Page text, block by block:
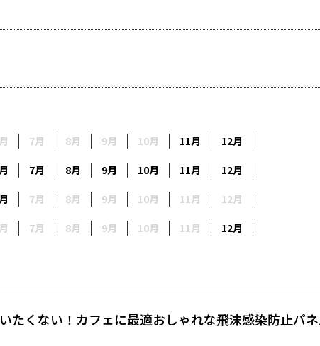
7月 8月 9月 10月 11月 12月
7月 8月 9月 10月 11月 12月
7月 8月 9月 10月 11月 12月
7月 8月 9月 10月 11月 12月
たくない！カフェに最適おしゃれな飛沫感染防止パネ